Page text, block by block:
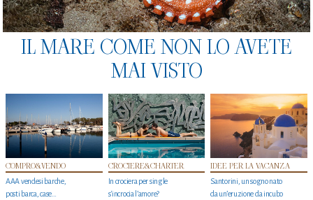
IL MARE COME NON LO AVETE
MAI VISTO
COMPRO&VENDO
AAA vendesi barche,
posti barca, case…
CROCIERE&CHARTER
In crociera per single
s'incrocia l’amore?
IDEE PER LA VACANZA
Santorini, un sogno nato
da un’eruzione da incubo